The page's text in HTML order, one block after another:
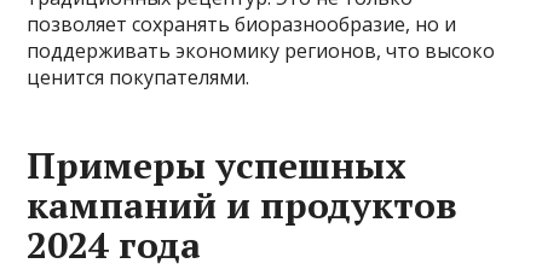
позволяет сохранять биоразнообразие, но и
поддерживать экономику регионов, что высоко
ценится покупателями.
Примеры успешных
кампаний и продуктов
2024 года